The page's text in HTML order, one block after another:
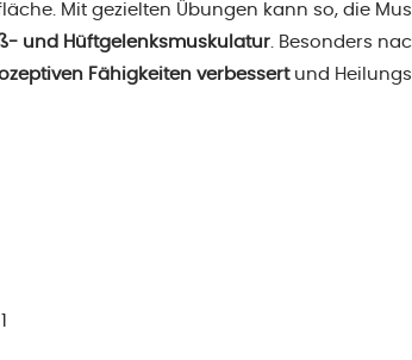
Mit gezielten Übungen kann so, die
und Hüftgelenksmuskulatur. Besonders
Fähigkeiten verbessert und